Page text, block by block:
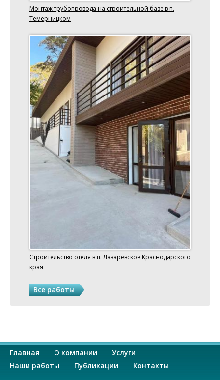
Монтаж трубопровода на строительной базе в п.
Темерницком
Строительство отеля в п. Лазаревское Краснодарского
края
Все работы
О
с
Главная О компании
Услуги
Наши работы
Публикации Контакты